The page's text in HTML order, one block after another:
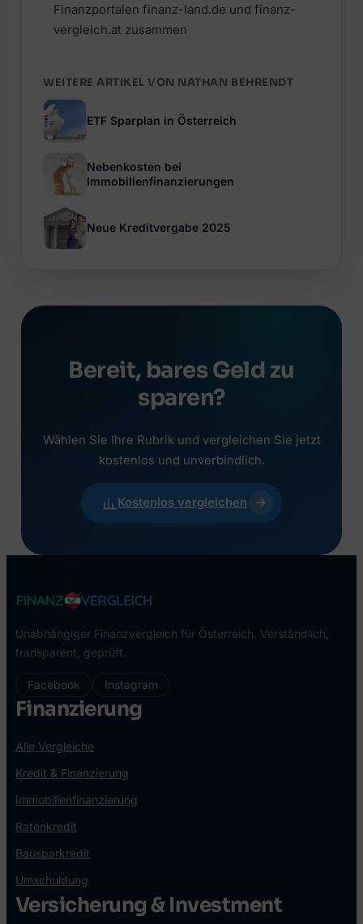
Finanzportalen finanz-land.de und finanz-
vergleich.at zusammen
WEITERE ARTIKEL VON NATHAN BEHRENDT
ETF Sparplan in Österreich
Nebenkosten bei
Immobilienfinanzierungen
Neue Kreditvergabe 2025
Bereit, bares Geld zu
sparen?
Wählen Sie Ihre Rubrik und vergleichen Sie jetzt
kostenlos und unverbindlich.
Kostenlos vergleichen
Unabhängiger Finanzvergleich für Österreich. Verständlich,
transparent, geprüft.
Facebook Instagram
Finanzierung
Alle Vergleiche
Kredit & Finanzierung
Immobilienfinanzierung
Ratenkredit
Bausparkredit
Umschuldung
Versicherung & Investment